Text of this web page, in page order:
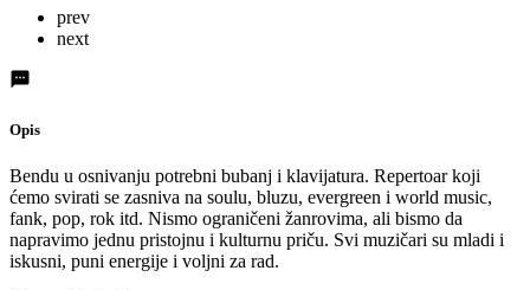
prev
next
Opis
Bendu u osnivanju potrebni bubanj i klavijatura. Repertoar koji
ćemo svirati se zasniva na soulu, bluzu, evergreen i world music,
fank, pop, rok itd. Nismo ograničeni žanrovima, ali bismo da
napravimo jednu pristojnu i kulturnu priču. Svi muzičari su mladi i
iskusni, puni energije i voljni za rad.